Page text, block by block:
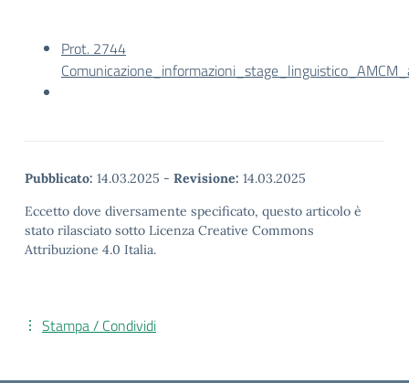
Prot. 2744
Pubblicato: 14.03.2025 - Revisione: 14.03.2025
Eccetto dove diversamente specificato, questo articolo è
stato rilasciato sotto Licenza Creative Commons
Attribuzione 4.0 Italia.
Stampa / Condividi